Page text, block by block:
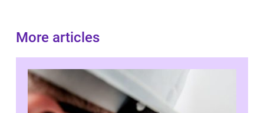
More articles